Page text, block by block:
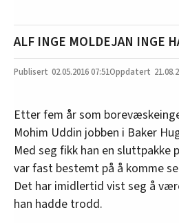
ALF INGE MOLDEJAN INGE
02.05.201607:51
Etter fem år som
Mohim Uddin jobben i Baker
Med seg fikk han en sluttpakke
var fast bestemt på å komme
Det har imidlertid vist seg å
han hadde trodd.